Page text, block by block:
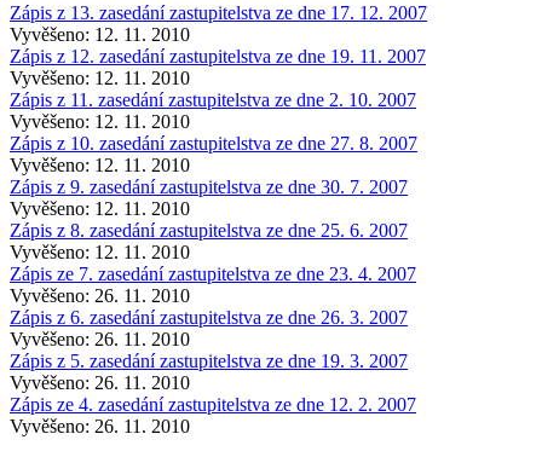
Zápis z 13. zasedání zastupitelstva ze dne 17. 12. 2007
Vyvěšeno: 12. 11. 2010
Zápis z 12. zasedání zastupitelstva ze dne 19. 11. 2007
Vyvěšeno: 12. 11. 2010
Zápis z 11. zasedání zastupitelstva ze dne 2. 10. 2007
Vyvěšeno: 12. 11. 2010
Zápis z 10. zasedání zastupitelstva ze dne 27. 8. 2007
Vyvěšeno: 12. 11. 2010
Zápis z 9. zasedání zastupitelstva ze dne 30. 7. 2007
Vyvěšeno: 12. 11. 2010
Zápis z 8. zasedání zastupitelstva ze dne 25. 6. 2007
Vyvěšeno: 12. 11. 2010
Zápis ze 7. zasedání zastupitelstva ze dne 23. 4. 2007
Vyvěšeno: 26. 11. 2010
Zápis z 6. zasedání zastupitelstva ze dne 26. 3. 2007
Vyvěšeno: 26. 11. 2010
Zápis z 5. zasedání zastupitelstva ze dne 19. 3. 2007
Vyvěšeno: 26. 11. 2010
Zápis ze 4. zasedání zastupitelstva ze dne 12. 2. 2007
Vyvěšeno: 26. 11. 2010